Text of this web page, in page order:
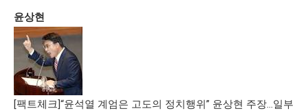
윤상현
[팩트체크]“윤석열 계엄은 고도의 정치행위” 윤상현 주장…일부